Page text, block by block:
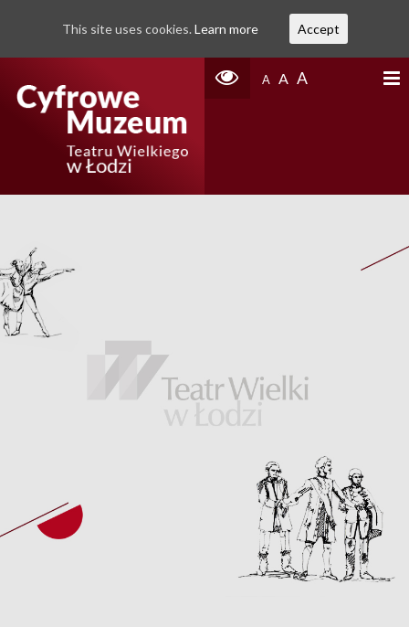
A A A
This site uses cookies. Learn more Accept